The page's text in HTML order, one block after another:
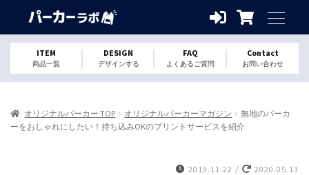
ITEM
商品一覧
DESIGN
デザインする
FAQ
よくあるご質問
Contact
お問い合わせ
オリジナルパーカー TOP オリジナルパーカーマガジン
無地のパーカ
ーをおしゃれにしたい！持ち込みOKのプリントサービスを紹介
2019.11.22 / 2020.05.13